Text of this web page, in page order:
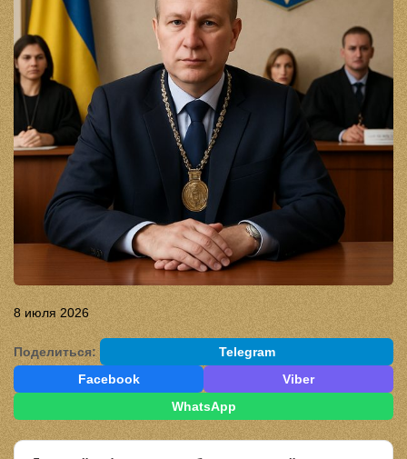
8 июля 2026
Поделиться:
Telegram
Facebook
Viber
WhatsApp